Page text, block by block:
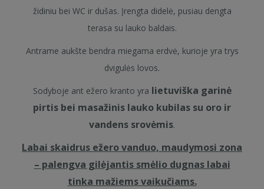
židiniu bei WC ir dušas. Įrengta didelė, pusiau dengta
terasa su lauko baldais.
Antrame aukšte bendra miegama erdvė, kurioje yra trys
dvigulės lovos.
Sodyboje ant ežero kranto yra lietuviška garinė
pirtis bei masažinis lauko kubilas su oro ir
vandens srovėmis.
Labai skaidrus ežero vanduo, maudymosi zona
– palengva gilėjantis smėlio dugnas labai
tinka mažiems vaikučiams.